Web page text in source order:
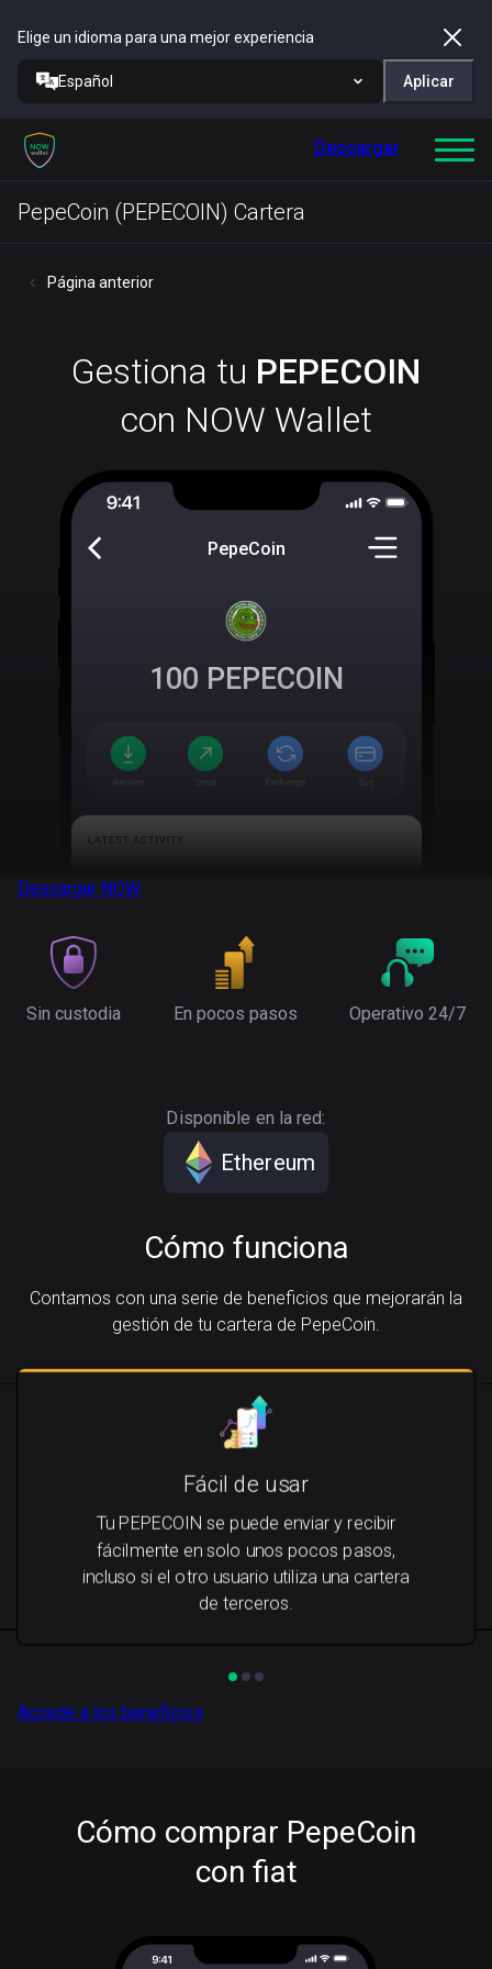
Elige un idioma para una mejor experiencia
Español Aplicar
Descargar
PepeCoin (PEPECOIN) Cartera
Página anterior
Gestiona tu PEPECOIN
con NOW Wallet
PepeCoin
100 PEPECOIN
Descargar NOW
Sin custodia En pocos pasos Operativo 24/7
Disponible en la red:
Ethereum
Cómo funciona
Contamos con una serie de beneficios que mejorarán la
gestión de tu cartera de PepeCoin.
Fácil de usar
Tu PEPECOIN se puede enviar y recibir
fácilmente en solo unos pocos pasos,
incluso si el otro usuario utiliza una cartera
de terceros.
Accede a los beneficios
Cómo comprar PepeCoin
con fiat